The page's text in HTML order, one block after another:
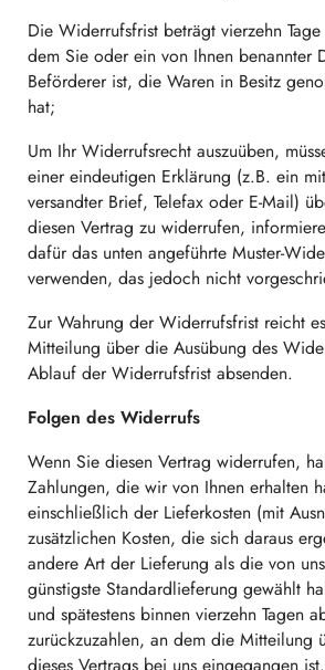
Die Widerrufsfrist beträgt vierzehn
dem Sie oder ein von Ihnen benannter
Beförderer ist, die Waren in Besitz
hat;
Um Ihr Widerrufsrecht auszuüben,
einer eindeutigen Erklärung (z.B. ein
versandter Brief, Telefax oder E-Mail)
diesen Vertrag zu widerrufen,
dafür das unten angeführte Muster-
verwenden, das jedoch nicht
Zur Wahrung der Widerrufsfrist reicht
Mitteilung über die Ausübung des
Ablauf der Widerrufsfrist absenden.
Folgen des Widerrufs
Wenn Sie diesen Vertrag widerrufen,
Zahlungen, die wir von Ihnen erhalten
einschließlich der Lieferkosten (mit
zusätzlichen Kosten, die sich daraus
andere Art der Lieferung als die von
günstigste Standardlieferung gewählt
und spätestens binnen vierzehn Tagen
zurückzuzahlen, an dem die Mitteilung
dieses Vertrags bei uns eingegangen